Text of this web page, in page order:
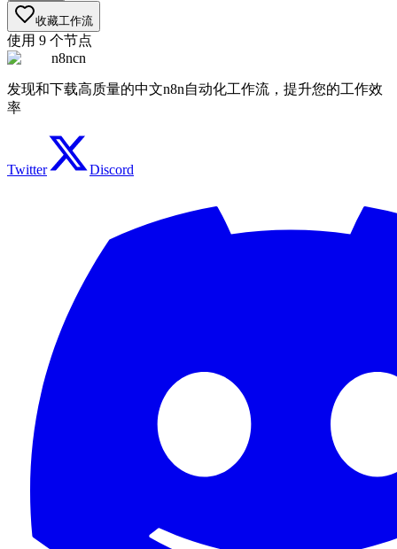
收藏工作流
使用 9 个节点
n8ncn
发现和下载高质量的中文n8n自动化工作流，提升您的工作效
率
Twitter Discord